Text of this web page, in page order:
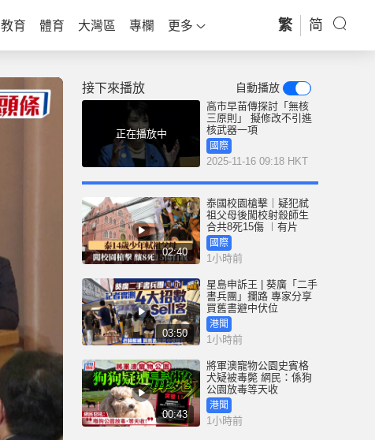
教育 體育 大灣區 專欄 更多 繁 简
接下來播放 自動播放
正在播放中
高市早苗傳探討「無核
三原則」 擬修改不引進
核武器一項
國際
2025-11-16 09:18 HKT
02:40
泰國校園槍擊｜疑犯弒
祖父母後闖校射殺師生
合共8死15傷 ︱有片
國際
1小時前
03:50
星島申訴王 | 葵廣「二手
書兵團」攔路 專家分享
買舊書避中伏位
港聞
1小時前
00:43
將軍澳寵物公園史賓格
犬疑被毒斃 網民：係狗
公園放毒等天收
港聞
1小時前